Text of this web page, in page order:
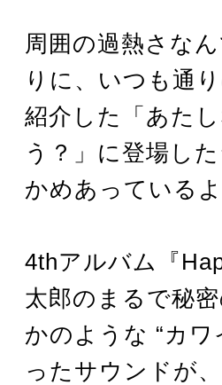
周囲の過熱さな
りに、いつも通
紹介した「あた
う？」に登場し
かめあっているよ
4thアルバム『
太郎のまるで秘
かのような “カワ
ったサウンドが